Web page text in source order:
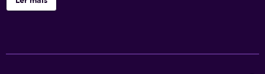
momento em que entra no hotel. Desfrute de Wi-Fi